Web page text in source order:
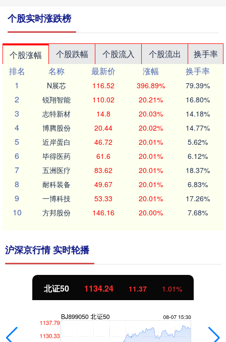
个股实时涨跌榜
个股涨幅 个股跌幅 个股流入 个股流出
换手率
排名
名称 最新价 涨幅
换手率
1
N展芯 116.52 396.89% 79.39%
2 锐翔智能 110.02 20.21% 16.80%
3 志特新材 14.8 20.03% 14.18%
4 博腾股份 20.44 20.02% 14.77%
5 近岸蛋白 46.72 20.01% 5.62%
6 毕得医药 61.6 20.01% 6.12%
7 五洲医疗 83.62 20.01% 18.37%
8 耐科装备 49.67 20.01% 6.83%
9 一博科技 53.33 20.01% 17.26%
10 方邦股份 146.16 20.00% 7.68%
沪深京行情 实时轮播
北证50 1134.24 11.37 1.01%